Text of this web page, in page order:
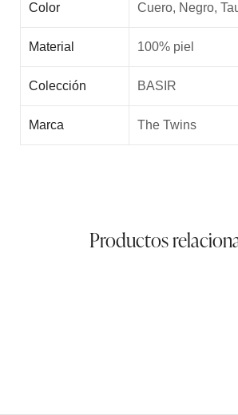
Color Cuero, Negro,
Material 100% piel
Colección BASIR
Marca The Twins
Productos